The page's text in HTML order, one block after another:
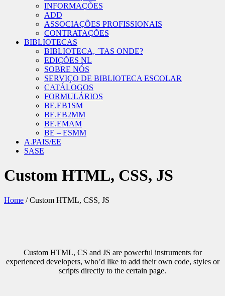
INFORMAÇÕES
ADD
ASSOCIAÇÕES PROFISSIONAIS
CONTRATAÇÕES
BIBLIOTECAS
BIBLIOTECA, ´TAS ONDE?
EDIÇÕES NL
SOBRE NÓS
SERVIÇO DE BIBLIOTECA ESCOLAR
CATÁLOGOS
FORMULÁRIOS
BE.EB1SM
BE.EB2MM
BE.EMAM
BE – ESMM
A.PAIS/EE
SASE
Custom HTML, CSS, JS
Home /Custom HTML, CSS, JS
Custom HTML, CS and JS are powerful instruments for
experienced developers, who’d like to add their own code, styles or
scripts directly to the certain page.